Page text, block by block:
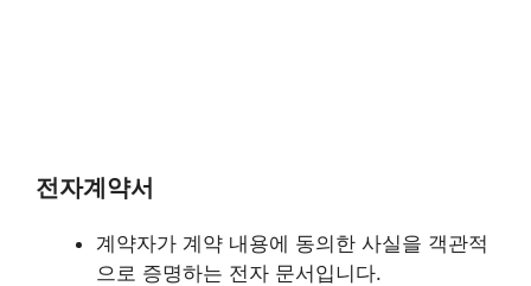
전자계약서
계약자가 계약 내용에 동의한 사실을 객관적
으로 증명하는 전자 문서입니다.